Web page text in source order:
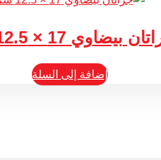
بيضاوي 17 × 12.5 سم
إضافة إلى السلة